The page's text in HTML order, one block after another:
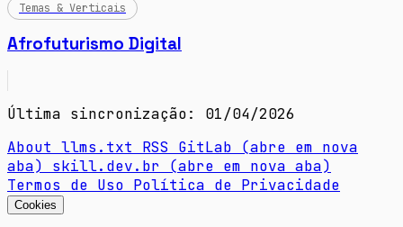
Temas & Verticais
Afrofuturismo Digital
Última sincronização: 01/04/2026
About llms.txt RSS GitLab (abre em nova
aba)
skill.dev.br (abre em nova aba)
Termos de Uso Política de Privacidade
Cookies